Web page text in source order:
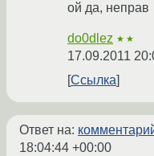
ой да, неправ
do0dlez ★★
17.09.2011
Ссылка
Ответ на:
18:04:44 +00:00